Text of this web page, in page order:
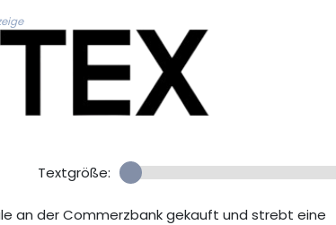
Textgröße:
an der Commerzbank gekauft und strebt eine